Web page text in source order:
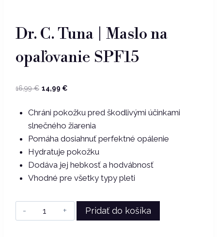
Dr. C. Tuna | Maslo na
opaľovanie SPF15
16,99€ Pôvodná
bola:
16,99 €.
14,99 €
je:
14,99 €.
Chráni pokožku pred škodlivými účinkami
slnečného žiarenia
Pomáha dosiahnuť perfektné opálenie
Hydratuje pokožku
Dodáva jej hebkosť a hodvábnosť
Vhodné pre všetky typy pleti
množstvo
Dr.
Pridať do košíka